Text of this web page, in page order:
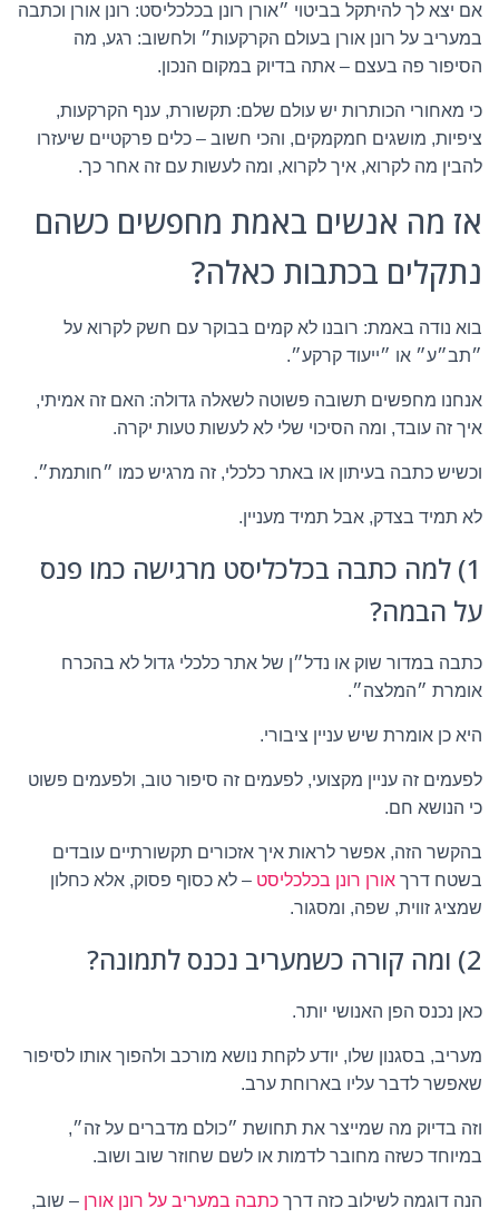
אם יצא לך להיתקל בביטוי ״אורן רונן בכלכליסט: רונן אורן וכתבה
במעריב על רונן אורן בעולם הקרקעות״ ולחשוב: רגע, מה
הסיפור פה בעצם – אתה בדיוק במקום הנכון.
כי מאחורי הכותרות יש עולם שלם: תקשורת, ענף הקרקעות,
ציפיות, מושגים חמקמקים, והכי חשוב – כלים פרקטיים שיעזרו
להבין מה לקרוא, איך לקרוא, ומה לעשות עם זה אחר כך.
אז מה אנשים באמת מחפשים כשהם
נתקלים בכתבות כאלה?
בוא נודה באמת: רובנו לא קמים בבוקר עם חשק לקרוא על
״תב״ע״ או ״ייעוד קרקע״.
אנחנו מחפשים תשובה פשוטה לשאלה גדולה: האם זה אמיתי,
איך זה עובד, ומה הסיכוי שלי לא לעשות טעות יקרה.
וכשיש כתבה בעיתון או באתר כלכלי, זה מרגיש כמו ״חותמת״.
לא תמיד בצדק, אבל תמיד מעניין.
1) למה כתבה בכלכליסט מרגישה כמו פנס
על הבמה?
כתבה במדור שוק או נדל״ן של אתר כלכלי גדול לא בהכרח
אומרת ״המלצה״.
היא כן אומרת שיש עניין ציבורי.
לפעמים זה עניין מקצועי, לפעמים זה סיפור טוב, ולפעמים פשוט
כי הנושא חם.
בהקשר הזה, אפשר לראות איך אזכורים תקשורתיים עובדים
בשטח דרך אורן רונן בכלכליסט – לא כסוף פסוק, אלא כחלון
שמציג זווית, שפה, ומסגור.
2) ומה קורה כשמעריב נכנס לתמונה?
כאן נכנס הפן האנושי יותר.
מעריב, בסגנון שלו, יודע לקחת נושא מורכב ולהפוך אותו לסיפור
שאפשר לדבר עליו בארוחת ערב.
וזה בדיוק מה שמייצר את תחושת ״כולם מדברים על זה״,
במיוחד כשזה מחובר לדמות או לשם שחוזר שוב ושוב.
הנה דוגמה לשילוב כזה דרך כתבה במעריב על רונן אורן – שוב,